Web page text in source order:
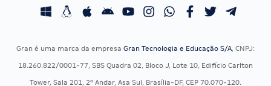
Concursos Fiscais
Concursos Saúde
Calendário OAB
Gran é uma marca da empresa Gran Tecnologia e Educação S/A, CNPJ:
18.260.822/0001-77, SBS Quadra 02, Bloco J, Lote 10, Edifício Carlton
Tower, Sala 201, 2º Andar, Asa Sul, Brasília-DF, CEP 70.070-120.